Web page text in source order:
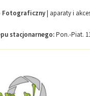
Fotograficzny| aparaty i
stacjonarnego:Pon.-Piat.